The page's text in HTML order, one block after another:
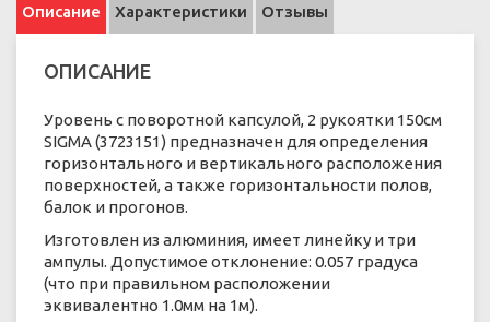
Описание Характеристики Отзывы
ОПИСАНИЕ
Уровень с поворотной капсулой, 2 рукоятки 150см
SIGMA (3723151) предназначен для определения
горизонтального и вертикального расположения
поверхностей, а также горизонтальности полов,
балок и прогонов.
Изготовлен из алюминия, имеет линейку и три
ампулы. Допустимое отклонение: 0.057 градуса
(что при правильном расположении
эквивалентно 1.0мм на 1м).